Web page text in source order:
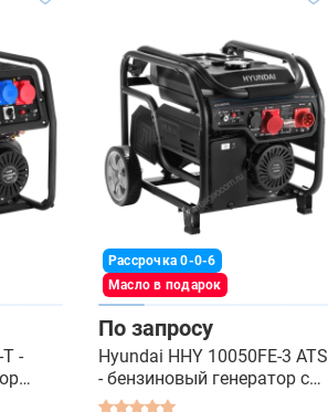
-
Рассрочка 0-0-6
Масло в подарок
По запросу
Hyundai HHY 10050FE-3 ATS
- бензиновый генератор с
АВР